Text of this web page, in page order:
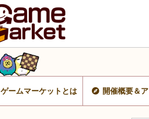
ゲームマーケットとは 開催概要＆